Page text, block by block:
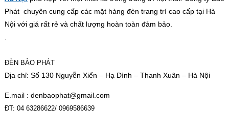
Phát chuyên cung cấp các mặt hàng đèn trang trí cao cấp tại Hà
Nội với giá rất rẻ và chất lượng hoàn toàn đảm bảo.
.
ĐÈN BẢO PHÁT
Địa chỉ: Số 130 Nguyễn Xiển – Hạ Đình – Thanh Xuân – Hà Nội
E.mail : denbaophat@gmail.com
ĐT: 04 63286622/ 0969586639